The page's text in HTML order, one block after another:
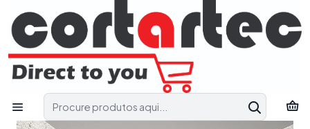
mais adequada ao seu projeto.
Pedir Apoio Técnico
Início Catálogo Corta-Fogo
COR FR COAT I/A Revestimento ablativo corta-fogo